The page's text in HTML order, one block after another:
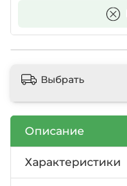
Выбрать
Описание
Характеристики